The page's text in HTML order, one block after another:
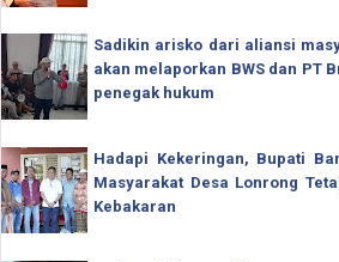
Sadikin arisko dari aliansi
akan melaporkan BWS dan PT
penegak hukum
Hadapi Kekeringan, Bupati
Masyarakat Desa Lonrong
Kebakaran